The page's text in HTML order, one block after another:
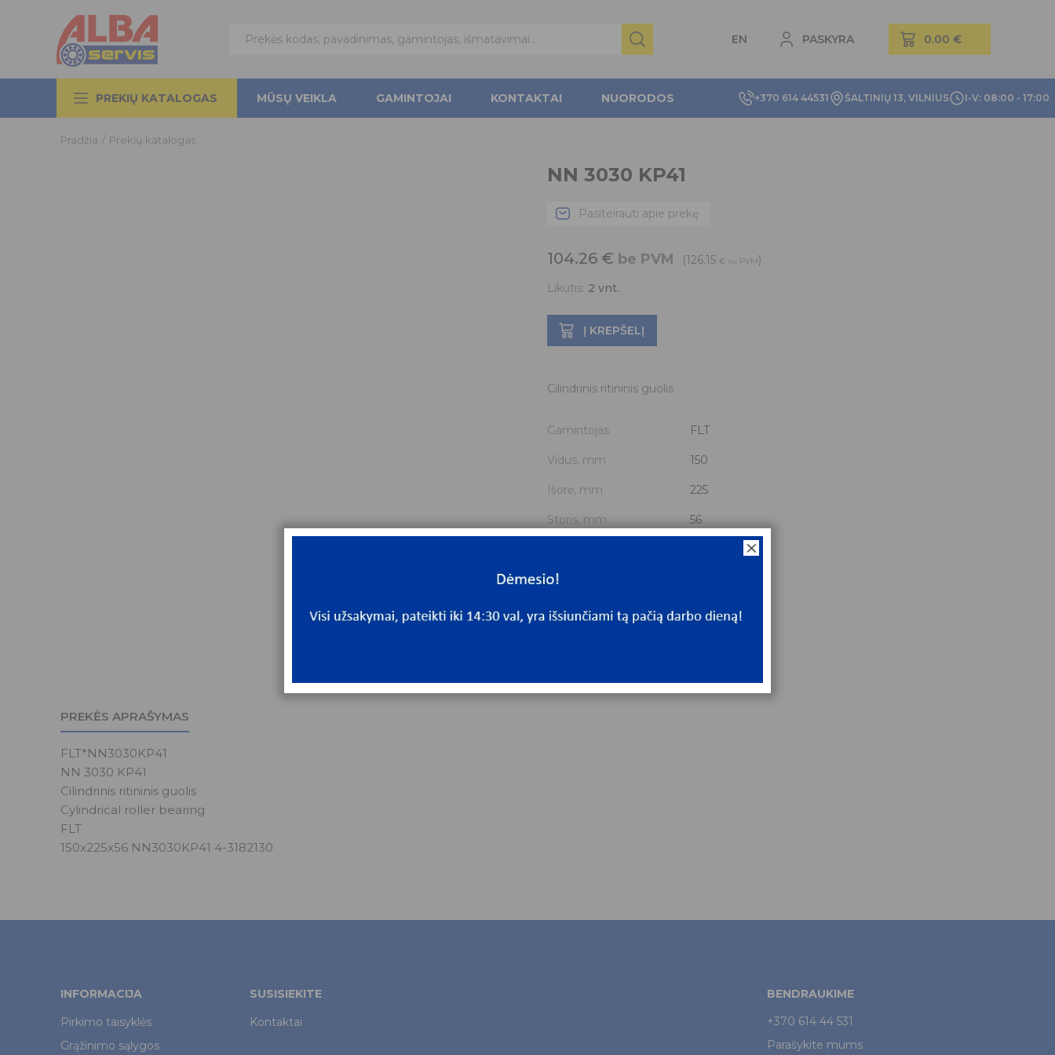
EN PASKYRA
+370 614 44531 ŠALTINIŲ 13, VILNIUS I-V: 08:00 - 17:00
PREKIŲ KATALOGAS MŪSŲ VEIKLA GAMINTOJAI KONTAKTAI NUORODOS
Pradžia / Prekių katalogas
NN 3030 KP41
Pasiteirauti apie prekę
104.26 € be PVM (126.15 € su PVM)
Likutis: 2 vnt.
Į KREPŠELĮ
Cilindrinis ritininis guolis
Gamintojas FLT
Vidus, mm 150
Išorė, mm 225
Storis, mm 56
150x225x56
Mato vnt.
Yra sandėlyje Taip
PREKĖS APRAŠYMAS
FLT*NN3030KP41
NN 3030 KP41
Cilindrinis ritininis guolis
Cylindrical roller bearing
FLT
150x225x56 NN3030KP41 4-3182130
INFORMACIJA
Pirkimo taisyklės
Grąžinimo sąlygos
SUSISIEKITE
Kontaktai
BENDRAUKIME
+370 614 44 531
Parašykite mums